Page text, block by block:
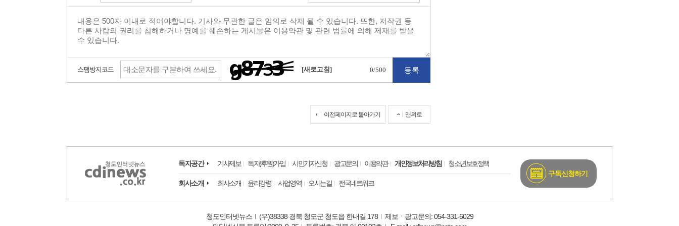
스팸방지코드 [새로고침] 0/500
이전페이지로 돌아가기 맨위로
독자공간 기사제보 독자(후원)가입 시민기자신청 광고문의 이용약관 개인정보처리방침 청소년보호정책
회사소개 회사소개 윤리강령 사업영역 오시는길 전국네트워크
구독신청하기
청도인터넷뉴스 (우)38338 경북 청도군 청도읍 한내길 178
제보ㆍ광고문의: 054-331-6029